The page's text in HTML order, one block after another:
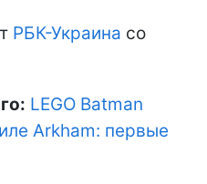
РБК-Украина со
LEGO Batman
Arkham: первые